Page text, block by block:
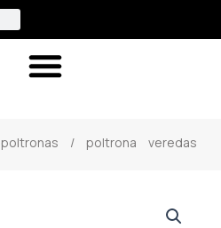
poltronas / poltrona veredas